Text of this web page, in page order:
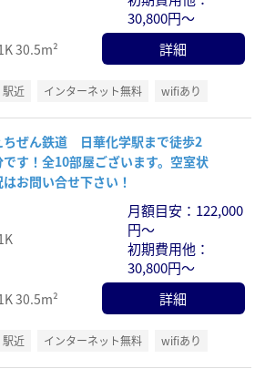
30,800円～
30.5m² 詳細
駅近 インターネット無料 wifiあり
ちぜん鉄道 日華化学駅まで徒歩2
です！全10部屋ございます。空室状
はお問い合せ下さい！
月額目安：122,000
円～
初期費用他：
30,800円～
30.5m² 詳細
駅近 インターネット無料 wifiあり